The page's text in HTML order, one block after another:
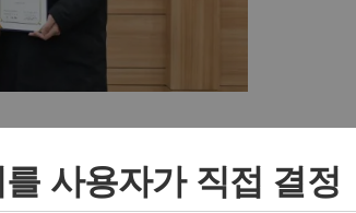
ko)은 창원대학교
이션 컴피턴시 센터(Global
사용자가 직접 결정